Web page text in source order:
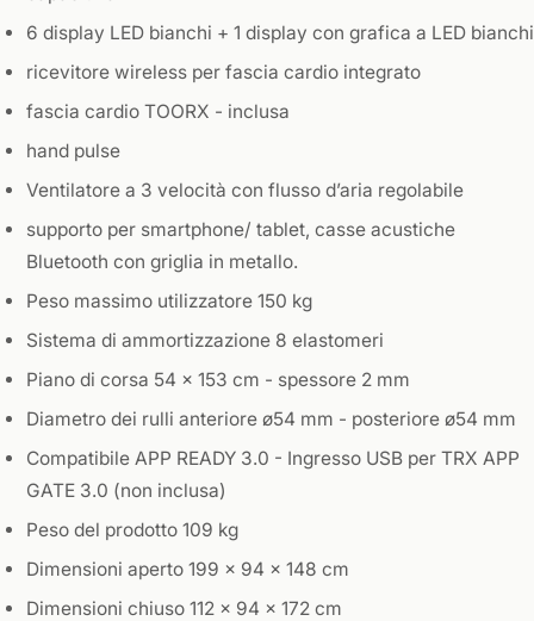
6 display LED bianchi + 1 display con grafica a LED bianchi
ricevitore wireless per fascia cardio integrato
fascia cardio TOORX - inclusa
hand pulse
Ventilatore a 3 velocità con flusso d’aria regolabile
supporto per smartphone/ tablet, casse acustiche
Bluetooth con griglia in metallo.
Peso massimo utilizzatore 150 kg
Sistema di ammortizzazione 8 elastomeri
Piano di corsa 54 x 153 cm - spessore 2 mm
Diametro dei rulli anteriore ø54 mm - posteriore ø54 mm
Compatibile APP READY 3.0 - Ingresso USB per TRX APP
GATE 3.0 (non inclusa)
Peso del prodotto 109 kg
Dimensioni aperto 199 x 94 x 148 cm
Dimensioni chiuso 112 x 94 x 172 cm